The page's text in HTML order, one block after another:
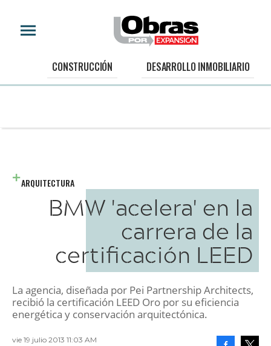
CONSTRUCCIÓN DESARROLLO INMOBILIARIO
ARQUITECTURA
BMW 'acelera' en la
carrera de la
certificación LEED
La agencia, diseñada por Pei Partnership Architects,
recibió la certificación LEED Oro por su eficiencia
energética y conservación arquitectónica.
vie 19 julio 2013 11:03 AM